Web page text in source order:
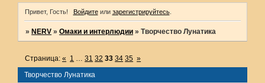
Привет, Гость! Войдитеили зарегистрируйтесь.
»NERV »Омаки и интерлюдии »Творчество Лунатика
Творчество Лунатика
Страница:« 1 … 31 32 33 34 35 »